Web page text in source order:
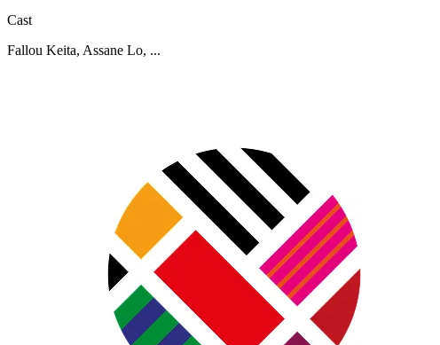
Cast
Fallou Keita, Assane Lo, ...